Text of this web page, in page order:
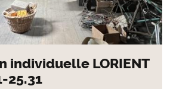
individuelle LORIENT
25.31